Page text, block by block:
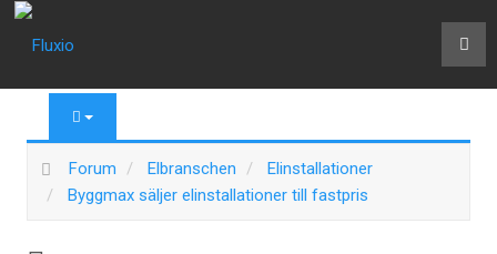
Forum Elbranschen
Elinstallationer
Byggmax säljer elinstallationer till fastpris